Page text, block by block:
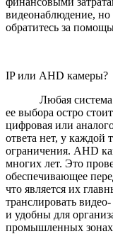
видеонаблюдение, но
обратитесь за
IP или AHD камеры?
Любая система
ее выбора остро
цифровая или
ответа нет, у каждой
ограничения. AHD
многих лет. Это
обеспечивающее
что является их
транслировать
и удобны для
промышленных